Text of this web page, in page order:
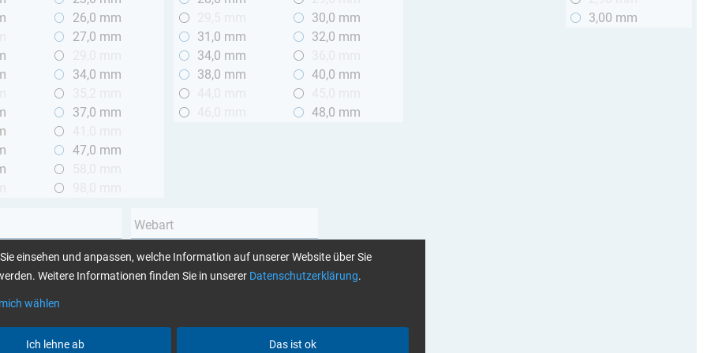
26,0 mm
27,0 mm
34,0 mm
37,0 mm
47,0 mm
30,0 mm
31,0 mm
32,0 mm
34,0 mm
38,0 mm
40,0 mm
48,0 mm
3,00 mm
Webart
einsehen und anpassen, welche Information auf unserer Website über Sie
Weitere Informationen finden Sie in unserer Datenschutzerklärung.
wählen
Ich lehne ab Das ist ok